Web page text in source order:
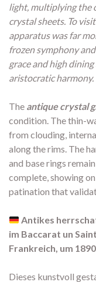
light, multiplying the
crystal sheets. To
apparatus was far
frozen symphony
grace and high
aristocratic harmony.
The antique crystal
condition. The thin-
from clouding,
along the rims. The
and base rings
complete, showing
patination that
Antikes
im Baccarat un
Frankreich, um
Dieses kunstvoll